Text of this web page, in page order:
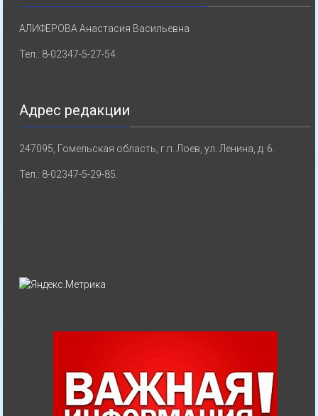
АЛИФЕРОВА Анастасия Васильевна
Тел.: 8-02347-5-27-54.
Адрес редакции
247095, Гомельская область, г.п. Лоев, ул. Ленина, д. 6.
Тел.: 8-02347-5-29-85.